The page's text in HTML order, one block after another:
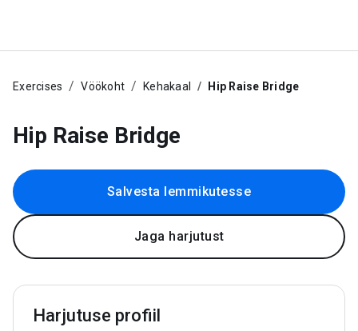
Exercises Vöökoht Kehakaal Hip Raise Bridge
Hip Raise Bridge
Salvesta lemmikutesse
Jaga harjutust
Harjutuse profiil